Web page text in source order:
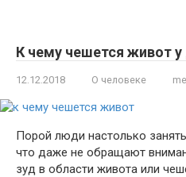
К чему чешется живот
12.12.2018 О человеке
Порой люди настолько
что даже не обращают
зуд в области живота или